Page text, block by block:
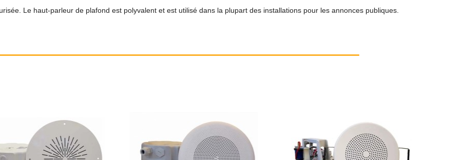
Le haut-parleur de plafond est polyvalent et est utilisé dans la plupart des installations pour les annonces publiques.